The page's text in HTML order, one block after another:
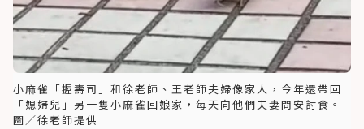
小麻雀「握壽司」和徐老師、王老師夫婦像家人，今年還帶回
「媳婦兒」另一隻小麻雀回娘家，每天向他們夫妻問安討食。
圖／徐老師提供